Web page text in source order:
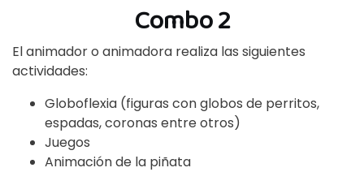
Combo 2
El animador o animadora realiza las siguientes
actividades:
Globoflexia (figuras con globos de perritos,
espadas, coronas entre otros)
Juegos
Animación de la piñata